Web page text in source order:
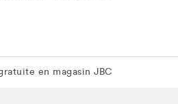
en magasin JBC
en magasin JBC